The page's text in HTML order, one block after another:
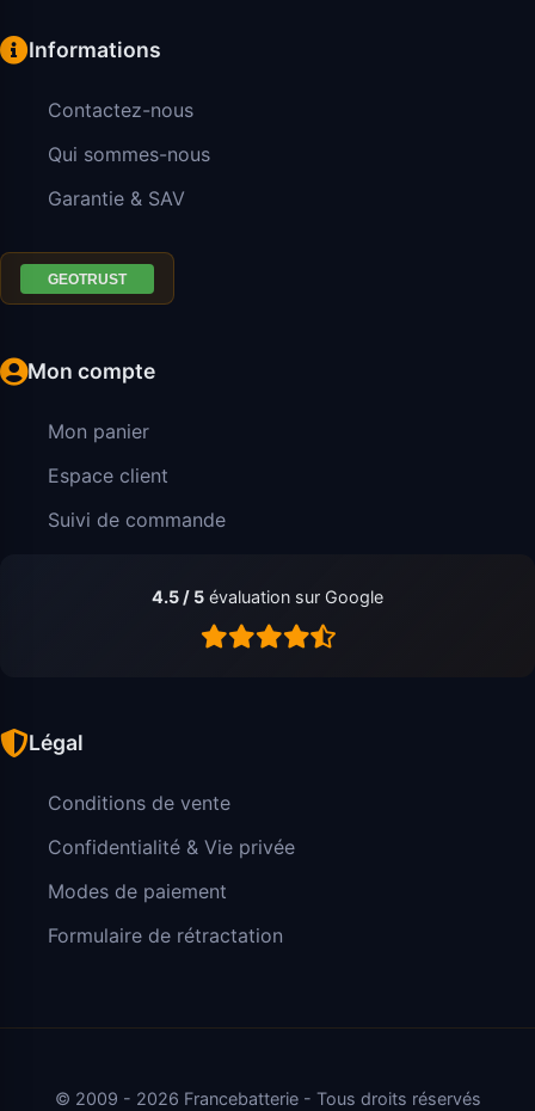
Informations
Contactez-nous
Qui sommes-nous
Garantie & SAV
Mon compte
Mon panier
Espace client
Suivi de commande
4.5 / 5 évaluation sur Google
Légal
Conditions de vente
Confidentialité & Vie privée
Modes de paiement
Formulaire de rétractation
© 2009 - 2026 Francebatterie - Tous droits réservés